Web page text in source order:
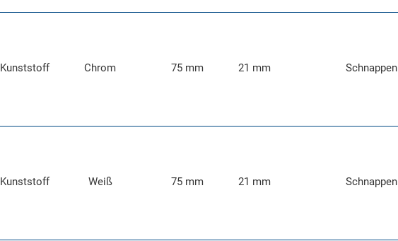
Kunststoff Chrom 75 mm 21 mm Schnappen
Kunststoff Weiß 75 mm 21 mm Schnappen